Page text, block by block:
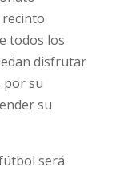
todos los
disfrutar
por su
su
será